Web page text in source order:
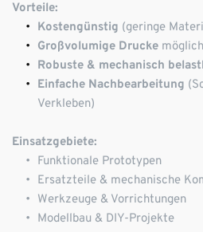
Vorteile:
Kostengünstig (geringe
Großvolumige Drucke möglich
Robuste & mechanisch
Einfache Nachbearbeitung
Verkleben)
Einsatzgebiete:
Funktionale Prototypen
Ersatzteile & mechanische
Werkzeuge & Vorrichtungen
Modellbau & DIY-Projekte